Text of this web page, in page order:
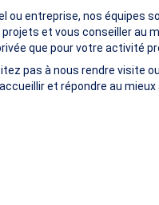
ou entreprise, nos équipes
et vous conseiller au
que pour votre activité
pas à nous rendre visite
et répondre au